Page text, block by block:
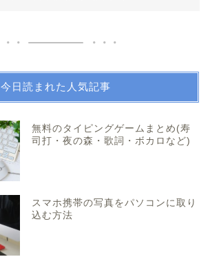
今日読まれた人気記事
無料のタイピングゲームまとめ(寿
司打・夜の森・歌詞・ボカロなど)
スマホ携帯の写真をパソコンに取り
込む方法